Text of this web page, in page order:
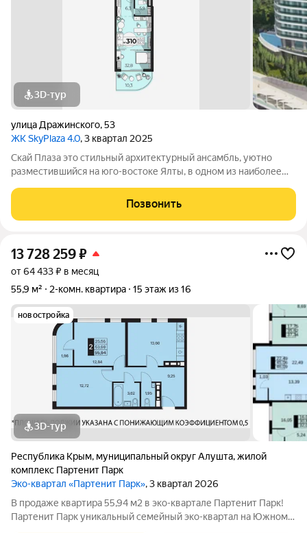
3D-тур
улица Дражинского,53
ЖК SkyPlaza 4.0, 3 квартал 2025
Скай Плаза это стильный архитектурный ансамбль, уютно
разместившийся на юго-востоке Ялты, в одном из наиболее
ниже первого комплекса, еще ближе к морю, неподалеку от
Массандровского парка и
Позвонить
13 728 259₽
от 64 433 ₽ в месяц
55,9 м²
2-комн. квартира 15 этаж из 16
новостройка
3D-тур
Республика Крым, муниципальный округ Алушта,жилой
комплекс Партенит Парк
Эко-квартал «Партенит Парк», 3 квартал 2026
В продаже квартира 55,94 м2 в эко-квартале Партенит Парк!
Партенит Парк уникальный семейный эко-квартал на Южном